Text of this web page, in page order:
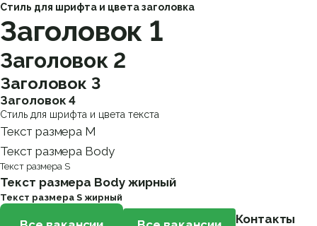
Стиль для шрифта и цвета заголовка
Заголовок 1
Заголовок 2
Заголовок 3
Заголовок 4
Стиль для шрифта и цвета текста
Текст размера M
Текст размера Body
Текст размера S
Текст размера Body жирный
Текст размера S жирный
Контакты